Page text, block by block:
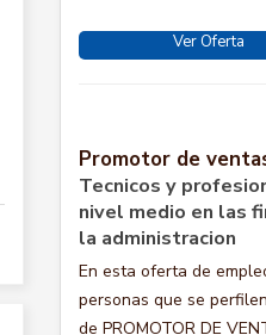
Ver Oferta
Promotor de
Tecnicos y
nivel medio en las
la administracion
En esta oferta de
personas que se
de PROMOTOR DE